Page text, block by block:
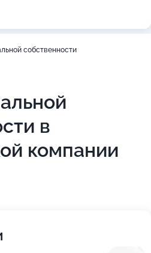
собственности
в
компании